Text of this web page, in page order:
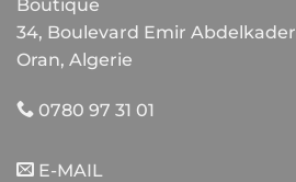
Boutique
34, Boulevard Emir Abdelkader
Oran, Algerie
0780 97 31 01
E-MAIL